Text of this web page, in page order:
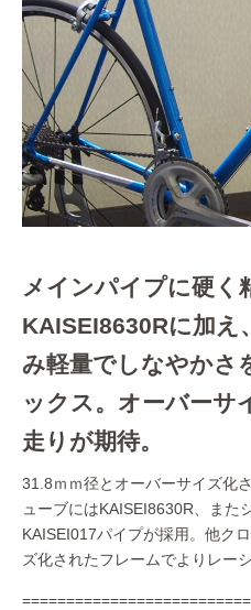
メインパイプに硬く
KAISEI8630Rに加え
み軽量でしなやかさ
ックス。オーバーサ
走りが期待。
31.8ｍｍ径とオーバーサイズ化
ューブにはKAISEI8630R、また
KAISEI017パイプが採用。他ク
ズ化されたフレームでよりレー